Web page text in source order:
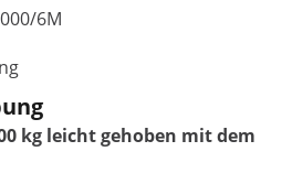
6M
kg leicht gehoben mit dem